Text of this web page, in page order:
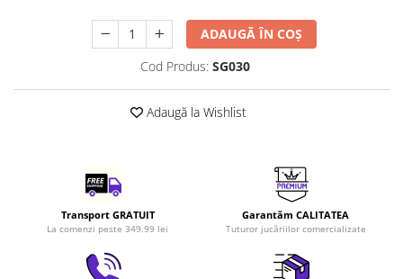
LEGO Creator Expert
ADAUGĂ ÎN COȘ
Cod Produs: SG030
Adaugă la Wishlist
Transport GRATUIT
La comenzi peste 349.99 lei
Garantăm CALITATEA
Tuturor jucăriilor comercializate